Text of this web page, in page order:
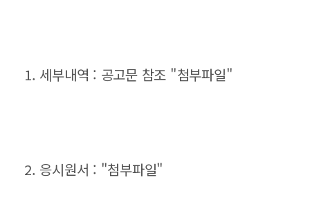
1. 세부내역 : 공고문 참조 "첨부파일"
2. 응시원서 : "첨부파일"